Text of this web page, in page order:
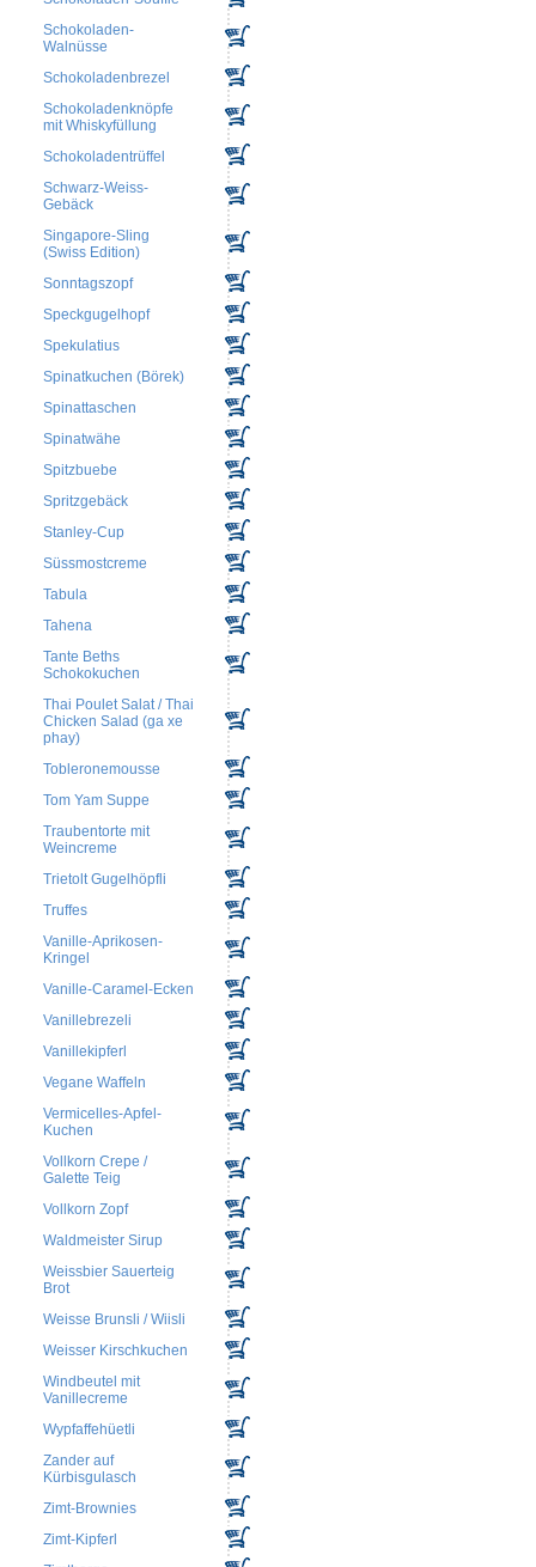
Schokoladen-
Walnüsse
Schokoladenbrezel
Schokoladenknöpfe
mit Whiskyfüllung
Schokoladentrüffel
Schwarz-Weiss-
Gebäck
Singapore-Sling
(Swiss Edition)
Sonntagszopf
Speckgugelhopf
Spekulatius
Spinatkuchen (Börek)
Spinattaschen
Spinatwähe
Spitzbuebe
Spritzgebäck
Stanley-Cup
Süssmostcreme
Tabula
Tahena
Tante Beths
Schokokuchen
Thai Poulet Salat / Thai
Chicken Salad (ga xe
phay)
Tobleronemousse
Tom Yam Suppe
Traubentorte mit
Weincreme
Trietolt Gugelhöpfli
Truffes
Vanille-Aprikosen-
Kringel
Vanille-Caramel-Ecken
Vanillebrezeli
Vanillekipferl
Vegane Waffeln
Vermicelles-Apfel-
Kuchen
Vollkorn Crepe /
Galette Teig
Vollkorn Zopf
Waldmeister Sirup
Weissbier Sauerteig
Brot
Weisse Brunsli / Wiisli
Weisser Kirschkuchen
Windbeutel mit
Vanillecreme
Wypfaffehüetli
Zander auf
Kürbisgulasch
Zimt-Brownies
Zimt-Kipferl